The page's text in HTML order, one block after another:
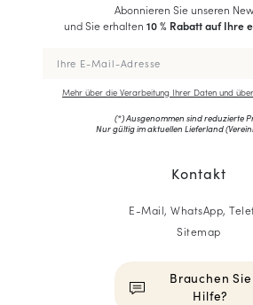
Abonnieren Sie unseren
und Sie erhalten 10 % Rabatt auf Ihre
Mehr über die Verarbeitung Ihrer Daten und
(*) Ausgenommen sind reduzierte
Nur gültig im aktuellen Lieferland (
Kontakt
E-Mail, WhatsApp,
Sitemap
Brauchen Sie
Hilfe?